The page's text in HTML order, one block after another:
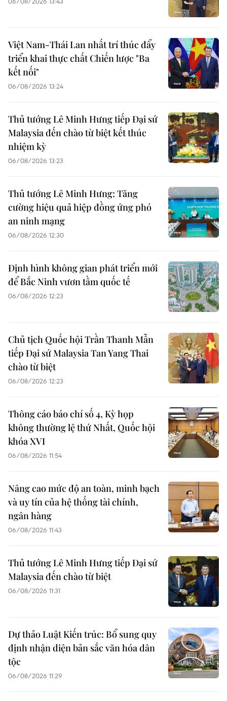
Việt Nam-Thái Lan nhất trí thúc đẩy
triển khai thực chất Chiến lược "Ba
kết nối"
06/08/2026 13:24
Thủ tướng Lê Minh Hưng tiếp Đại sứ
Malaysia đến chào từ biệt kết thúc
nhiệm kỳ
06/08/2026 13:23
Thủ tướng Lê Minh Hưng: Tăng
cường hiệu quả hiệp đồng ứng phó
an ninh mạng
06/08/2026 12:30
Định hình không gian phát triển mới
để Bắc Ninh vươn tầm quốc tế
06/08/2026 12:23
Chủ tịch Quốc hội Trần Thanh Mẫn
tiếp Đại sứ Malaysia Tan Yang Thai
chào từ biệt
06/08/2026 12:23
Thông cáo báo chí số 4, Kỳ họp
không thường lệ thứ Nhất, Quốc hội
khóa XVI
06/08/2026 11:54
Nâng cao mức độ an toàn, minh bạch
và uy tín của hệ thống tài chính,
ngân hàng
06/08/2026 11:43
Thủ tướng Lê Minh Hưng tiếp Đại sứ
Malaysia đến chào từ biệt
06/08/2026 11:31
Dự thảo Luật Kiến trúc: Bổ sung quy
định nhận diện bản sắc văn hóa dân
tộc
06/08/2026 11:29